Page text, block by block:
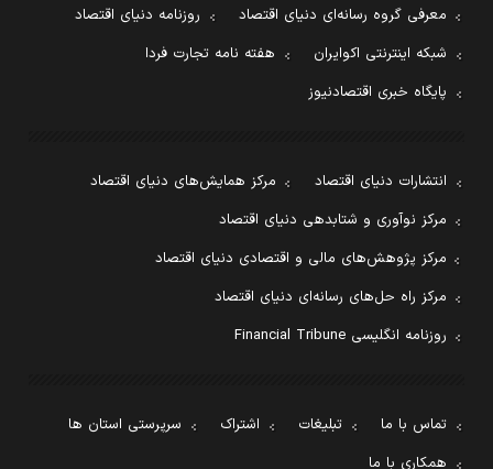
معرفی گروه رسانه‌ای دنیای اقتصاد
روزنامه دنیای اقتصاد
شبکه اینترنتی اکوایران
هفته نامه تجارت فردا
پایگاه خبری اقتصادنیوز
انتشارات دنیای اقتصاد
مرکز همایش‌های دنیای اقتصاد
مرکز نوآوری و شتابدهی دنیای اقتصاد
مرکز پژوهش‌های مالی و اقتصادی دنیای اقتصاد
مرکز راه حل‌های رسانه‌ای دنیای اقتصاد
روزنامه انگلیسی Financial Tribune
تماس با ما تبلیغات اشتراک
سرپرستی استان ها
همکاری با ما